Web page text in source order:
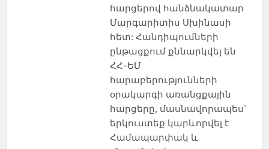
հարցերով հանձնակատար
Մարգարիտիս Սխինասի
հետ: Հանդիպումների
ընթացքում քննարկվել են
ՀՀ-ԵՄ
հարաբերությունների
օրակարգի առանցքային
հարցերը, մասնավորապես՝
երկուստեք կարևորվել է
Համապարփակ և